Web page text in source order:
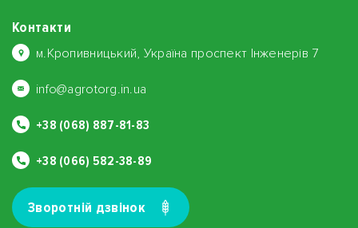
Контакти
м.Кропивницький, Україна проспект Інженерів 7
info@agrotorg.in.ua
+38 (068) 887-81-83
+38 (066) 582-38-89
Зворотнiй дзвiнок